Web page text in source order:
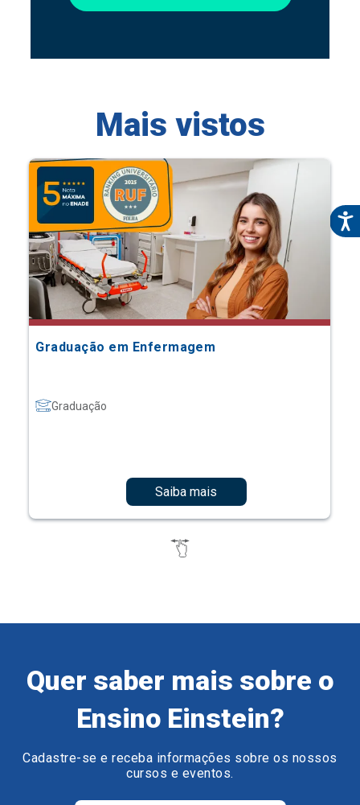
Mais vistos
Graduação em Enfermagem
Graduação
Saiba mais
Quer saber mais sobre o
Ensino Einstein?
Cadastre-se e receba informações sobre os nossos
cursos e eventos.